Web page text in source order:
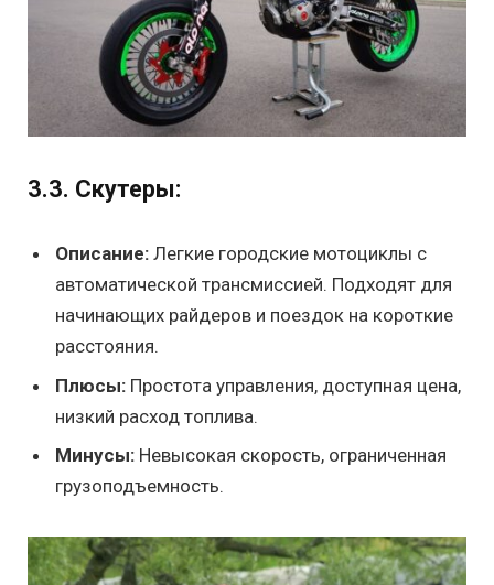
3.3. Скутеры:
Описание: Легкие городские мотоциклы с
автоматической трансмиссией. Подходят для
начинающих райдеров и поездок на короткие
расстояния.
Плюсы: Простота управления, доступная цена,
низкий расход топлива.
Минусы: Невысокая скорость, ограниченная
грузоподъемность.